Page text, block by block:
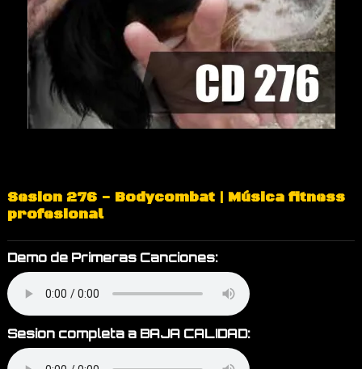
Sesion 276 - Bodycombat | Música fitness
profesional
Demo de Primeras Canciones:
Sesion completa a BAJA CALIDAD: